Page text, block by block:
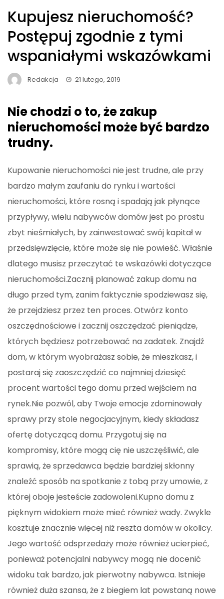
Kupujesz nieruchomość?
Postępuj zgodnie z tymi
wspaniałymi wskazówkami
Redakcja 21 lutego, 2019
Nie chodzi o to, że zakup
nieruchomości może być bardzo
trudny.
Kupowanie nieruchomości nie jest trudne, ale przy
bardzo małym zaufaniu do rynku i wartości
nieruchomości, które rosną i spadają jak płynące
przypływy, wielu nabywców domów jest po prostu
zbyt nieśmiałych, by zainwestować swój kapitał w
przedsięwzięcie, które może się nie powieść. Właśnie
dlatego musisz przeczytać te wskazówki dotyczące
nieruchomości.Zacznij planować zakup domu na
długo przed tym, zanim faktycznie spodziewasz się,
że przejdziesz przez ten proces. Otwórz konto
oszczędnościowe i zacznij oszczędzać pieniądze,
których będziesz potrzebować na zadatek. Znajdź
dom, w którym wyobrażasz sobie, że mieszkasz, i
postaraj się zaoszczędzić co najmniej dziesięć
procent wartości tego domu przed wejściem na
rynek.Nie pozwól, aby Twoje emocje zdominowały
sprawy przy stole negocjacyjnym, kiedy składasz
ofertę dotyczącą domu. Przygotuj się na
kompromisy, które mogą cię nie uszczęśliwić, ale
sprawią, że sprzedawca będzie bardziej skłonny
znaleźć sposób na spotkanie z tobą przy umowie, z
której oboje jesteście zadowoleni.Kupno domu z
pięknym widokiem może mieć również wady. Zwykle
kosztuje znacznie więcej niż reszta domów w okolicy.
Jego wartość odsprzedaży może również ucierpieć,
ponieważ potencjalni nabywcy mogą nie docenić
widoku tak bardzo, jak pierwotny nabywca. Istnieje
również duża szansa, że ​​z biegiem lat powstaną nowe